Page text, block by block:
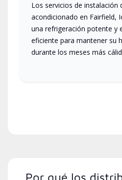
Los servicios de instalación
acondicionado en Fairfield,
una refrigeración potente y
eficiente para mantener su
durante los meses más
Por qué los